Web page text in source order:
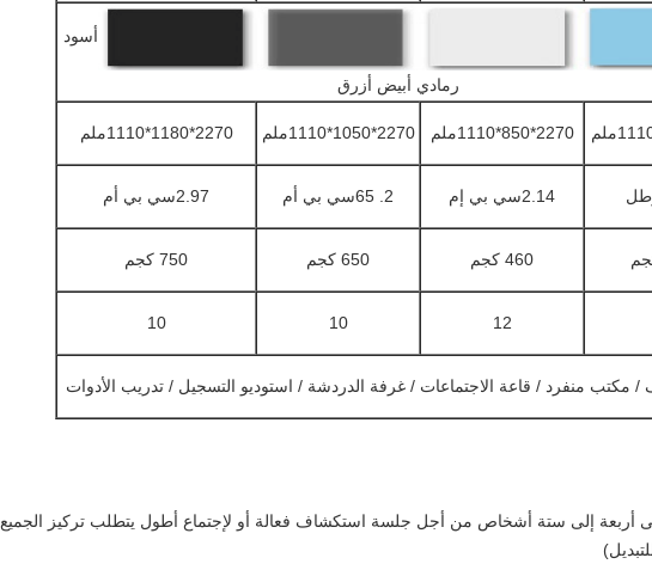
أسود
رمادي أبيض أزرق
2270*850*1110ملم 2270*1050*1110ملم 2270*1180*1110ملم
2.14سي بي إم 2. 65سي بي أم 2.97سي بي أم
460 كجم 650 كجم 750 كجم
12
10
10
مكتب منفرد / قاعة الاجتماعات / غرفة الدردشة / استوديو التسجيل / تدريب الأدوات
أربعة إلى ستة أشخاص من أجل جلسة استكشاف فعالة أو لإجتماع أطول يتطلب تركيز الجميع.